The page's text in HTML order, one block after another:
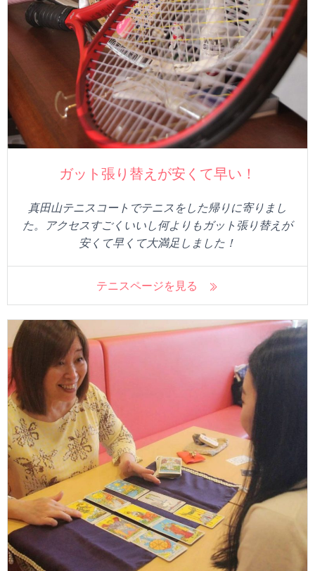
ガット張り替えが安くて早い！
真田山テニスコートでテニスをした帰りに寄りまし
た。アクセスすごくいいし何よりもガット張り替えが
安くて早くて大満足しました！
テニスページを見る